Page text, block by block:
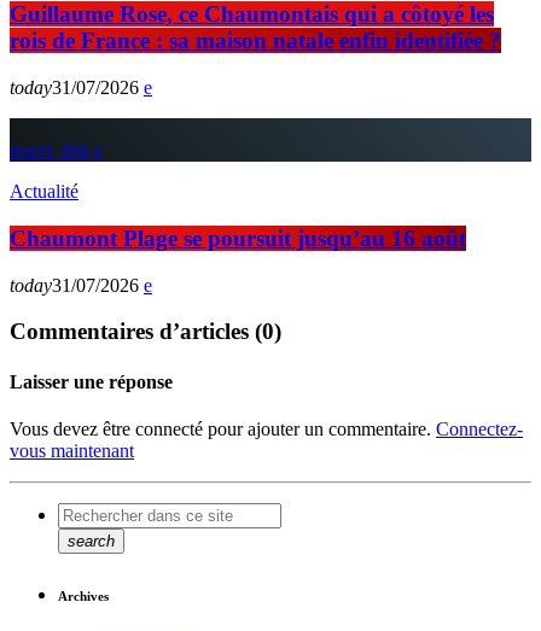
Guillaume Rose, ce Chaumontais qui a côtoyé les
rois de France : sa maison natale enfin identifiée ?
today31/07/2026
insert_link
Actualité
Chaumont Plage se poursuit jusqu’au 16 août
today31/07/2026
Commentaires d’articles (0)
Laisser une réponse
Vous devez être connecté pour ajouter un commentaire. Connectez-
vous maintenant
search
Archives